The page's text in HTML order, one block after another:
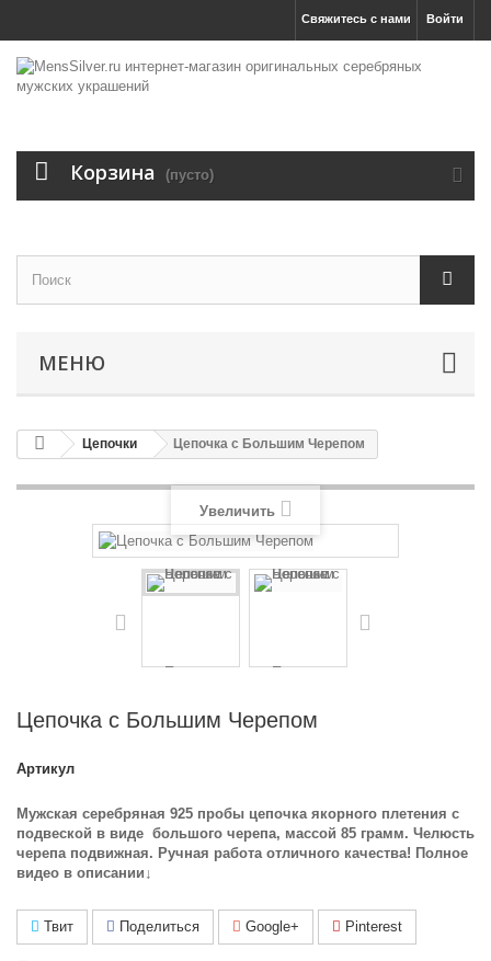
Войти
Свяжитесь с нами
Корзина (пусто)
МЕНЮ
Цепочки Цепочка с Большим Черепом
Увеличить
Цепочка с Большим Черепом
Артикул
Мужская серебряная 925 пробы цепочка якорного плетения с
подвеской в виде большого черепа, массой 85 грамм. Челюсть
черепа подвижная. Ручная работа отличного качества! Полное
видео в описании↓
Твит Поделиться Google+ Pinterest